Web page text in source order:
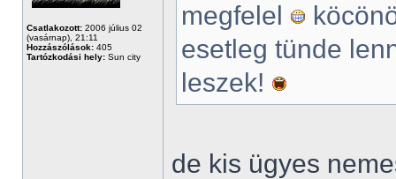
Csatlakozott: 2006 július 02
(vasárnap), 21:11
Hozzászólások: 405
Tartózkodási hely: Sun city
megfelel
esetleg tünde
leszek!
de kis ügyes